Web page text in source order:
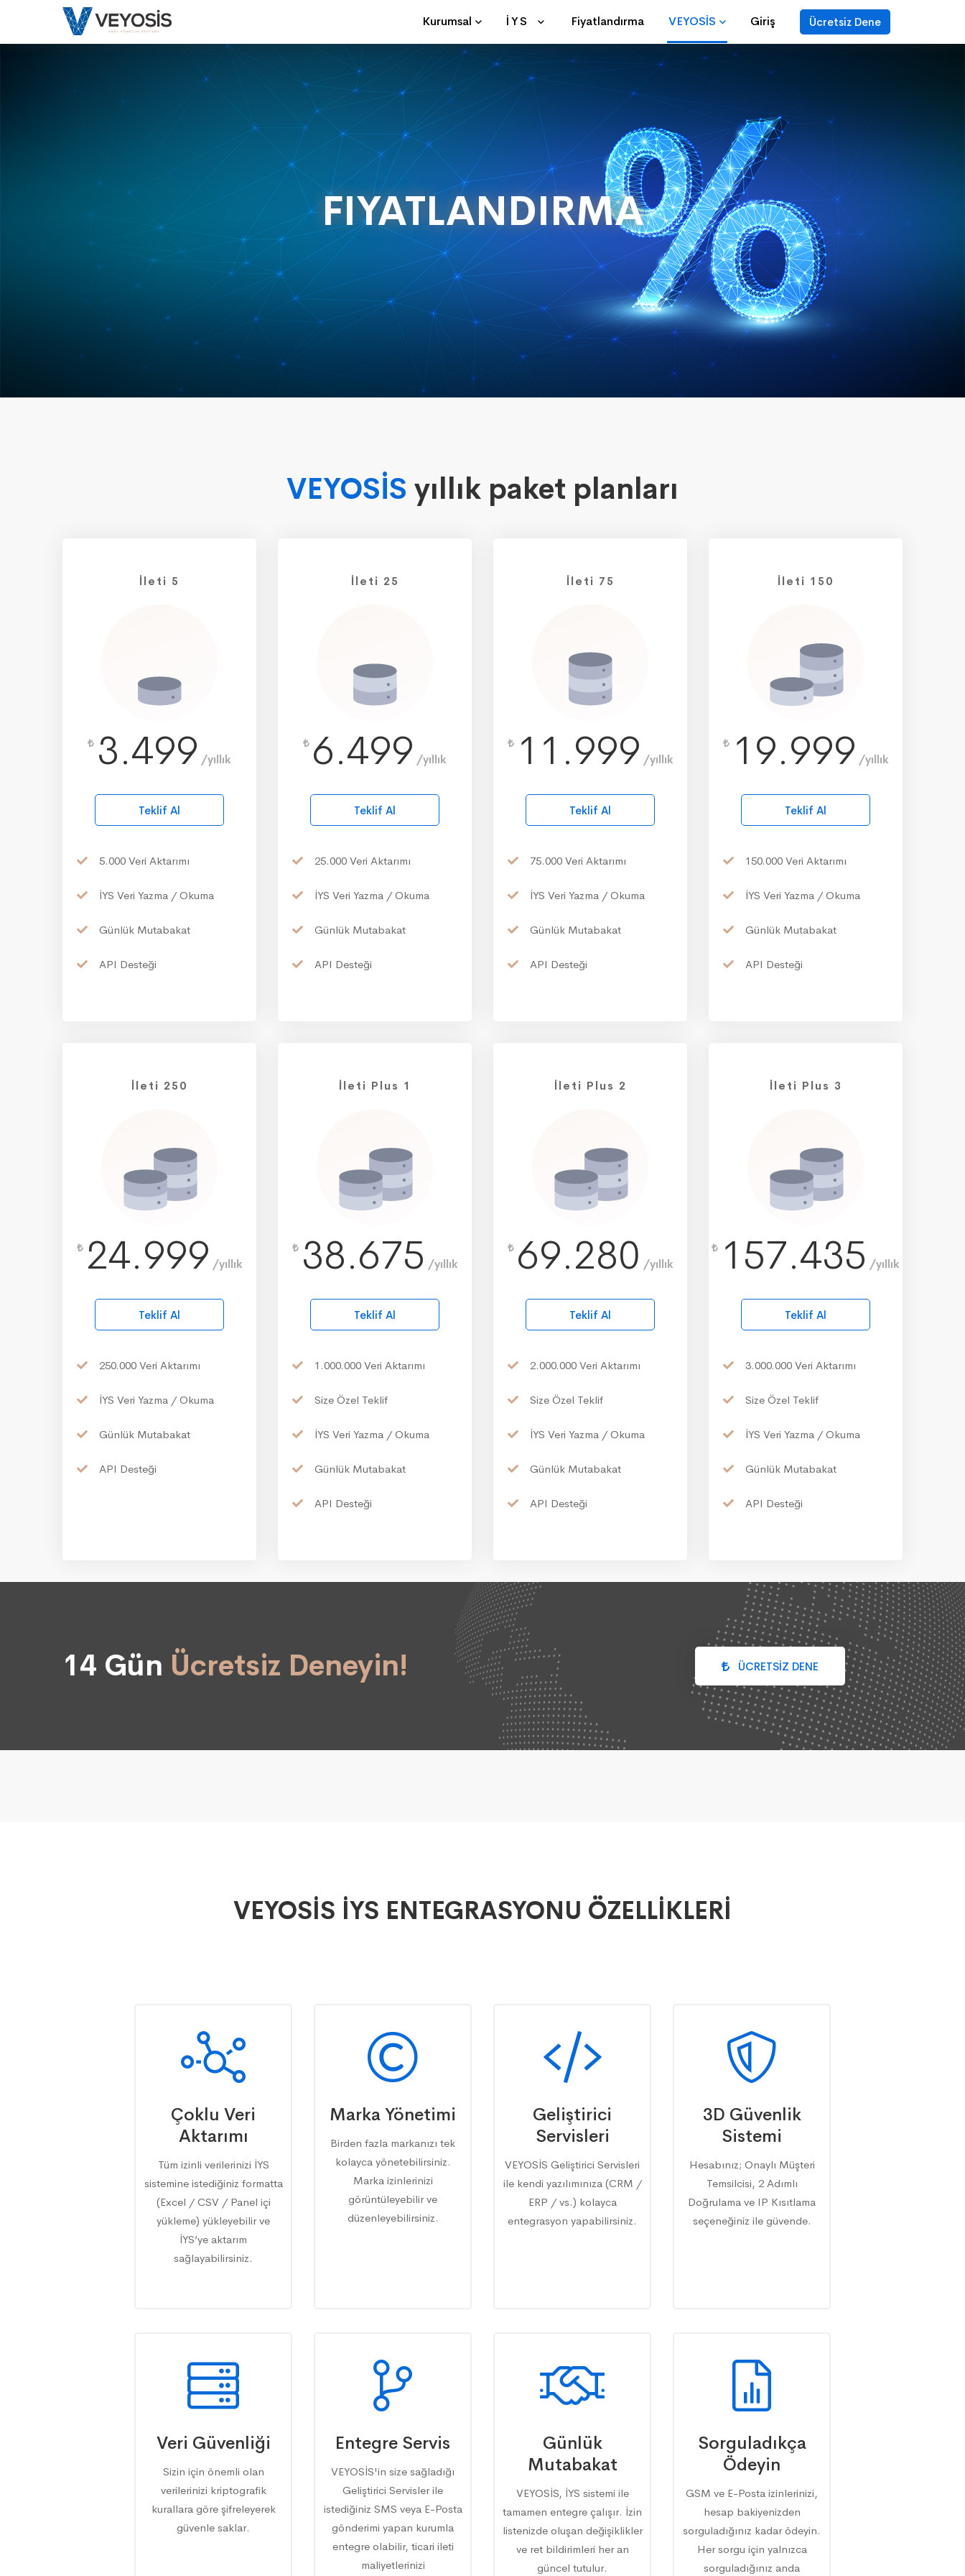
Kurumsal İYS Fiyatlandırma VEYOSİS Giriş Ücretsiz Dene
FIYATLANDIRMA
VEYOSİS yıllık paket planları
İleti 5
₺ 3.499 /yıllık
Teklif Al
5.000 Veri Aktarımı
İYS Veri Yazma / Okuma
Günlük Mutabakat
API Desteği
İleti 25
₺ 6.499 /yıllık
Teklif Al
25.000 Veri Aktarımı
İYS Veri Yazma / Okuma
Günlük Mutabakat
API Desteği
İleti 75
₺ 11.999 /yıllık
Teklif Al
75.000 Veri Aktarımı
İYS Veri Yazma / Okuma
Günlük Mutabakat
API Desteği
İleti 150
₺ 19.999 /yıllık
Teklif Al
150.000 Veri Aktarımı
İYS Veri Yazma / Okuma
Günlük Mutabakat
API Desteği
İleti 250
₺ 24.999 /yıllık
Teklif Al
250.000 Veri Aktarımı
İYS Veri Yazma / Okuma
Günlük Mutabakat
API Desteği
İleti Plus 1
₺ 38.675 /yıllık
Teklif Al
1.000.000 Veri Aktarımı
Size Özel Teklif
İYS Veri Yazma / Okuma
Günlük Mutabakat
API Desteği
İleti Plus 2
₺ 69.280 /yıllık
Teklif Al
2.000.000 Veri Aktarımı
Size Özel Teklif
İYS Veri Yazma / Okuma
Günlük Mutabakat
API Desteği
İleti Plus 3
₺ 157.435 /yıllık
Teklif Al
3.000.000 Veri Aktarımı
Size Özel Teklif
İYS Veri Yazma / Okuma
Günlük Mutabakat
API Desteği
14 Gün Ücretsiz Deneyin! ÜCRETSİZ DENE
VEYOSİS İYS ENTEGRASYONU ÖZELLİKLERİ
Çoklu Veri
Aktarımı
Tüm izinli verilerinizi İYS
sistemine istediğiniz formatta
(Excel / CSV / Panel içi
yükleme) yükleyebilir ve
İYS’ye aktarım
sağlayabilirsiniz.
Marka Yönetimi
Birden fazla markanızı tek
kolayca yönetebilirsiniz.
Marka izinlerinizi
görüntüleyebilir ve
düzenleyebilirsiniz.
Geliştirici
Servisleri
VEYOSİS Geliştirici Servisleri
ile kendi yazılımınıza (CRM /
ERP / vs.) kolayca
entegrasyon yapabilirsiniz.
3D Güvenlik
Sistemi
Hesabınız; Onaylı Müşteri
Temsilcisi, 2 Adımlı
Doğrulama ve IP Kısıtlama
seçeneğiniz ile güvende.
Veri Güvenliği
Sizin için önemli olan
verilerinizi kriptografik
kurallara göre şifreleyerek
güvenle saklar.
Entegre Servis
VEYOSİS'in size sağladığı
Geliştirici Servisler ile
istediğiniz SMS veya E-Posta
gönderimi yapan kurumla
entegre olabilir, ticari ileti
maliyetlerinizi
Günlük
Mutabakat
VEYOSİS, İYS sistemi ile
tamamen entegre çalışır. İzin
listenizde oluşan değişiklikler
ve ret bildirimleri her an
güncel tutulur.
Sorguladıkça
Ödeyin
GSM ve E-Posta izinlerinizi,
hesap bakiyenizden
sorguladığınız kadar ödeyin.
Her sorgu için yalnızca
sorguladığınız anda